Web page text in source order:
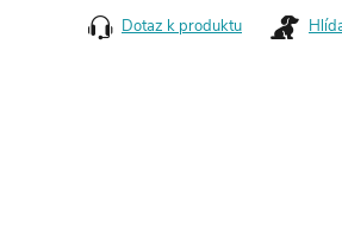
Dotaz k produktu